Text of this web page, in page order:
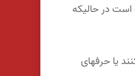
در حالیکه
یا حرفهای